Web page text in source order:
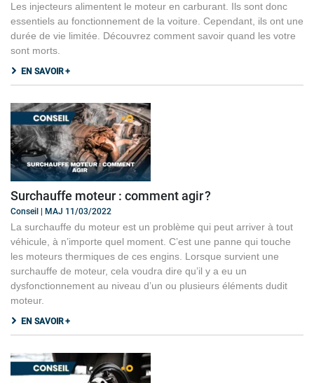
Les injecteurs alimentent le moteur en carburant. Ils sont donc
essentiels au fonctionnement de la voiture. Cependant, ils ont une
durée de vie limitée. Découvrez comment savoir quand les votre
sont morts.
EN SAVOIR +
Surchauffe moteur : comment agir ?
Conseil | MAJ 11/03/2022
La surchauffe du moteur est un problème qui peut arriver à tout
véhicule, à n’importe quel moment. C’est une panne qui touche
les moteurs thermiques de ces engins. Lorsque survient une
surchauffe de moteur, cela voudra dire qu’il y a eu un
dysfonctionnement au niveau d’un ou plusieurs éléments dudit
moteur.
EN SAVOIR +